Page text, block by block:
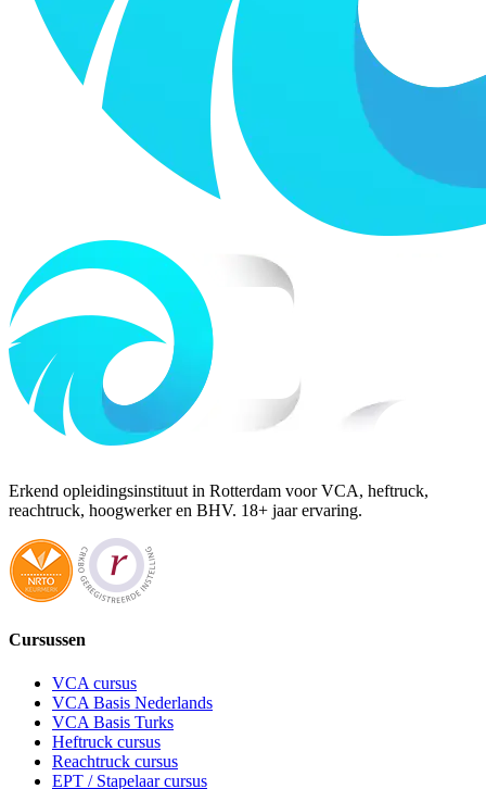
Erkend opleidingsinstituut in Rotterdam voor VCA, heftruck,
reachtruck, hoogwerker en BHV. 18+ jaar ervaring.
Cursussen
VCA cursus
VCA Basis Nederlands
VCA Basis Turks
Heftruck cursus
Reachtruck cursus
EPT / Stapelaar cursus